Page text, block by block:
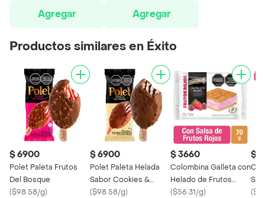
Agregar
Agregar
Productos similares en Éxito
$ 6900
Polet Paleta Frutos
Del Bosque
($98.58/g)
$ 6900
Polet Paleta Helada
Sabor Cookies &
Cream
($98.58/g)
$ 3660
Colombina Galleta con
Helado de Frutos
Rojos
($56.31/g)
$
(